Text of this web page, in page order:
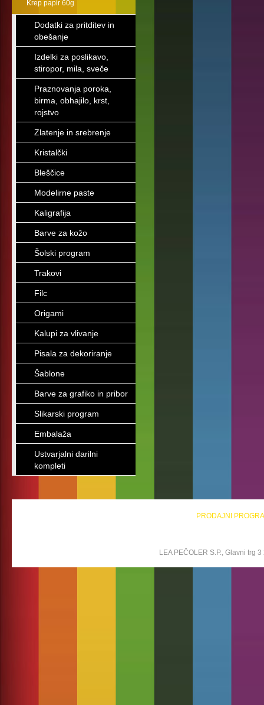
Krep papir 60g
Dodatki za pritditev in
obešanje
Izdelki za poslikavo,
stiropor, mila, sveče
Praznovanja poroka,
birma, obhajilo, krst,
rojstvo
Zlatenje in srebrenje
Kristalčki
Bleščice
Modelirne paste
Kaligrafija
Barve za kožo
Šolski program
Trakovi
Filc
Origami
Kalupi za vlivanje
Pisala za dekoriranje
Šablone
Barve za grafiko in pribor
Slikarski program
Embalaža
Ustvarjalni darilni
kompleti
PRODAJNI
LEA PEČOLER S.P., Glavni trg